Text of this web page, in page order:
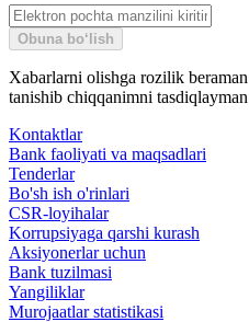
Obuna bo‘lish
Xabarlarni olishga rozilik
tanishib chiqqanimni tasdiqlayman
Kontaktlar
Bank faoliyati va maqsadlari
Tenderlar
Bo'sh ish o'rinlari
CSR-loyihalar
Korrupsiyaga qarshi kurash
Aksiyonerlar uchun
Bank tuzilmasi
Yangiliklar
Murojaatlar statistikasi